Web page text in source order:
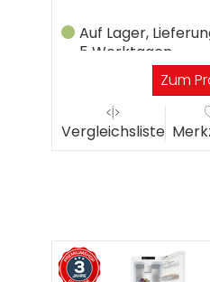
Auf Lager,
5 Werktagen
Zum
Vergleichsliste